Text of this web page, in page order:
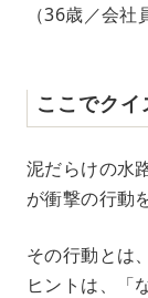
（36歳／会社
ここでクイ
泥だらけの水
が衝撃の行動
その行動とは
ヒントは、「